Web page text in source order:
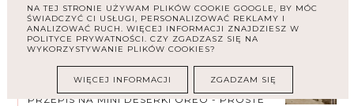
PRZEPIS NA MINI DESERKI OREO - PROSTE
NA TEJ STRONIE UŻYWAM PLIKÓW COOKIE GOOGLE, BY MÓC
ŚWIADCZYĆ CI USŁUGI, PERSONALIZOWAĆ REKLAMY I
ANALIZOWAĆ RUCH. WIĘCEJ INFORMACJI ZNAJDZIESZ W
POLITYCE PRYWATNOŚCI. CZY ZGADZASZ SIĘ NA
WYKORZYSTYWANIE PLIKÓW COOKIES?
WIĘCEJ INFORMACJI ZGADZAM SIĘ